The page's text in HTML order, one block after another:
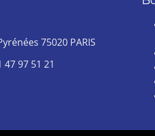
75020 PARIS
47 97 51 21